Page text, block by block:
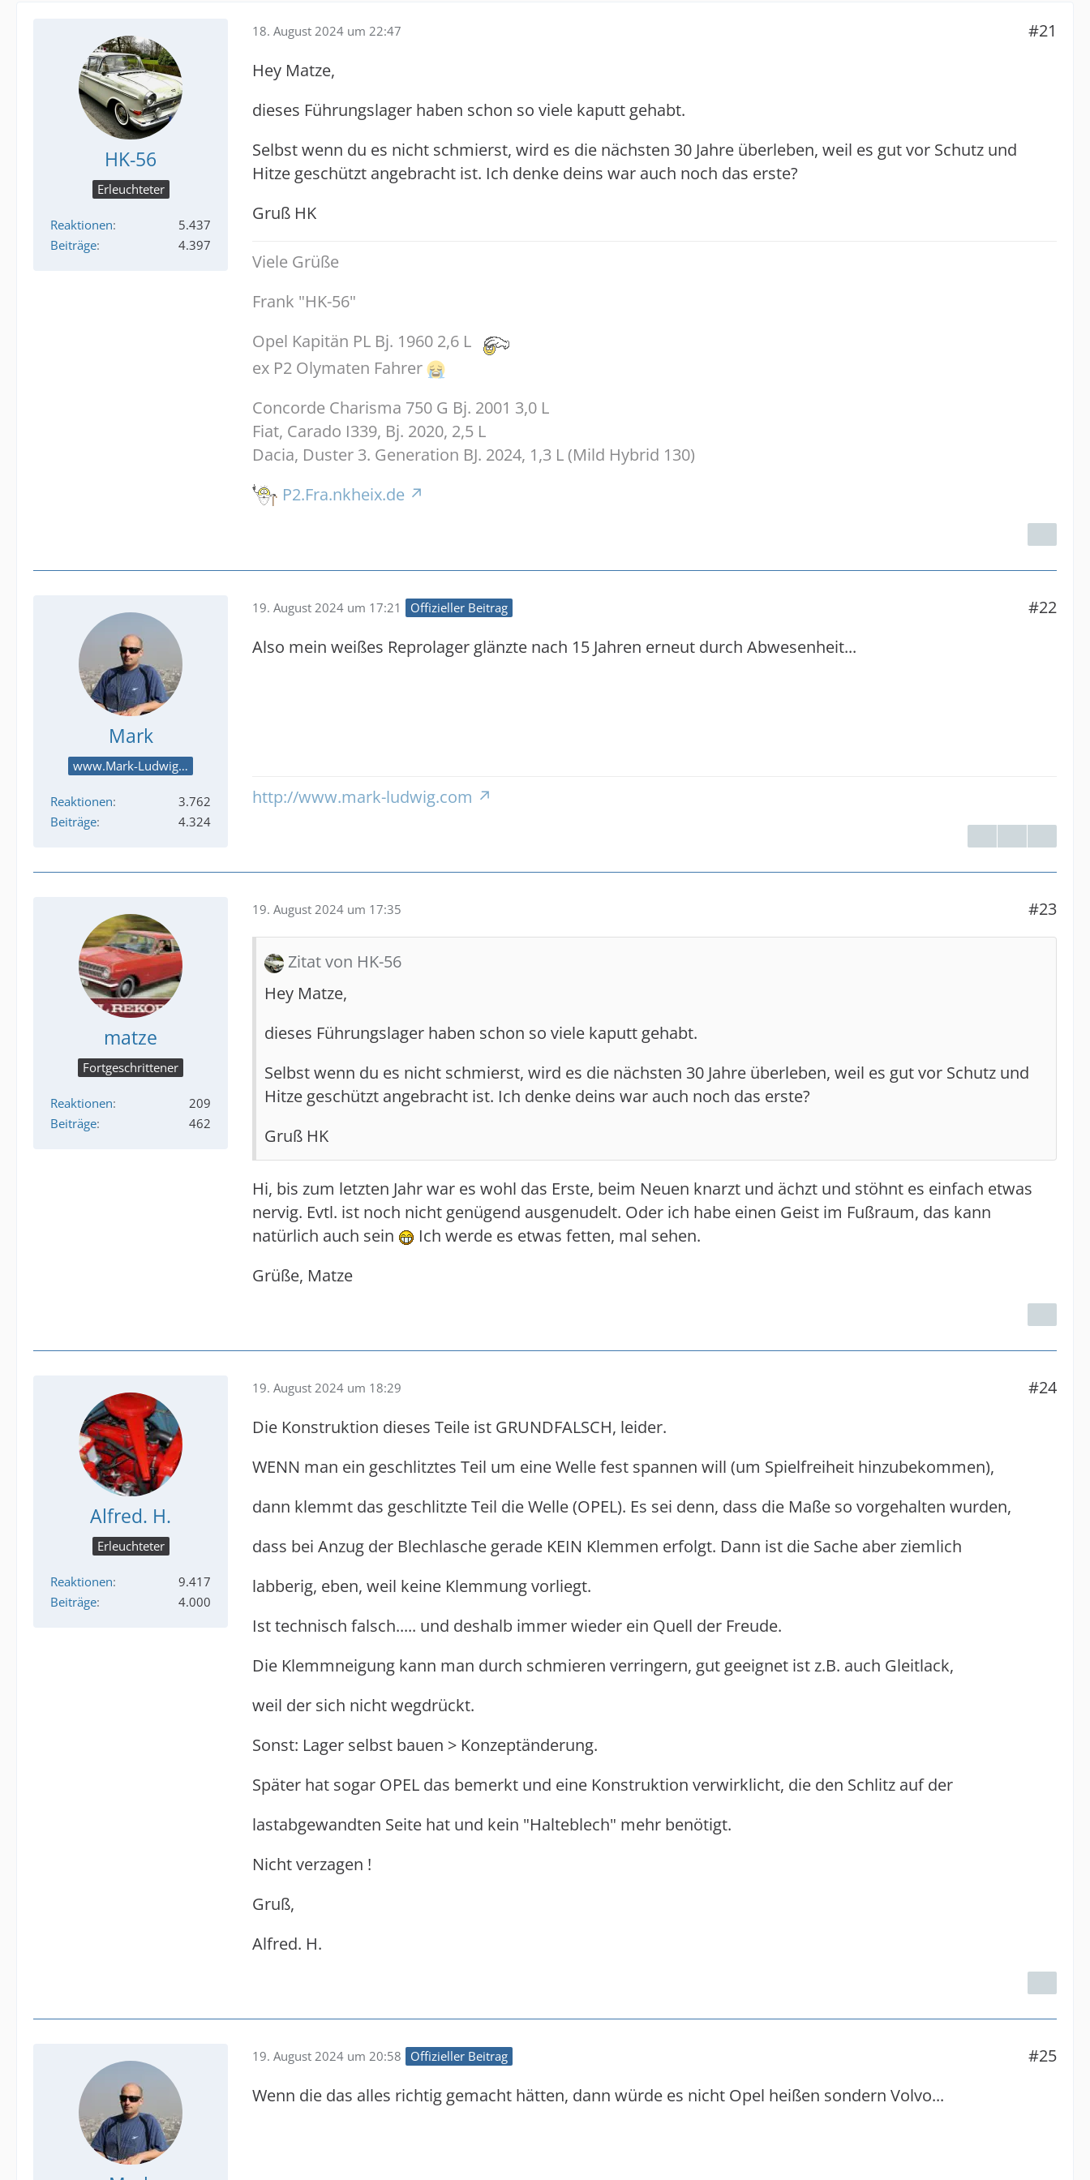
HK-56
Erleuchteter
Reaktionen
5.437
Beiträge
4.397
18. August 2024 um 22:47
#21
Hey Matze,
dieses Führungslager haben schon so viele kaputt gehabt.
Selbst wenn du es nicht schmierst, wird es die nächsten 30 Jahre überleben, weil es gut vor Schutz und
Hitze geschützt angebracht ist. Ich denke deins war auch noch das erste?
Gruß HK
Viele Grüße
Frank "HK-56"
Opel Kapitän PL Bj. 1960 2,6 L
ex P2 Olymaten Fahrer
Concorde Charisma 750 G Bj. 2001 3,0 L
Fiat, Carado I339, Bj. 2020, 2,5 L
Dacia, Duster 3. Generation BJ. 2024, 1,3 L (Mild Hybrid 130)
P2.Fra.nkheix.de
Mark
www.Mark-Ludwig.com
Reaktionen
3.762
Beiträge
4.324
19. August 2024 um 17:21 Offizieller Beitrag
#22
Also mein weißes Reprolager glänzte nach 15 Jahren erneut durch Abwesenheit...
http://www.mark-ludwig.com
matze
Fortgeschrittener
Reaktionen
209
Beiträge
462
19. August 2024 um 17:35 #23
Zitat von HK-56
Hey Matze,
dieses Führungslager haben schon so viele kaputt gehabt.
Selbst wenn du es nicht schmierst, wird es die nächsten 30 Jahre überleben, weil es gut vor Schutz und
Hitze geschützt angebracht ist. Ich denke deins war auch noch das erste?
Gruß HK
Hi, bis zum letzten Jahr war es wohl das Erste, beim Neuen knarzt und ächzt und stöhnt es einfach etwas
nervig. Evtl. ist noch nicht genügend ausgenudelt. Oder ich habe einen Geist im Fußraum, das kann
natürlich auch sein
Ich werde es etwas fetten, mal sehen.
Grüße, Matze
Alfred. H.
Erleuchteter
Reaktionen
9.417
Beiträge
4.000
19. August 2024 um 18:29
#24
Die Konstruktion dieses Teile ist GRUNDFALSCH, leider.
WENN man ein geschlitztes Teil um eine Welle fest spannen will (um Spielfreiheit hinzubekommen),
dann klemmt das geschlitzte Teil die Welle (OPEL). Es sei denn, dass die Maße so vorgehalten wurden,
dass bei Anzug der Blechlasche gerade KEIN Klemmen erfolgt. Dann ist die Sache aber ziemlich
labberig, eben, weil keine Klemmung vorliegt.
Ist technisch falsch..... und deshalb immer wieder ein Quell der Freude.
Die Klemmneigung kann man durch schmieren verringern, gut geeignet ist z.B. auch Gleitlack,
weil der sich nicht wegdrückt.
Sonst: Lager selbst bauen > Konzeptänderung.
Später hat sogar OPEL das bemerkt und eine Konstruktion verwirklicht, die den Schlitz auf der
lastabgewandten Seite hat und kein "Halteblech" mehr benötigt.
Nicht verzagen !
Gruß,
Alfred. H.
19. August 2024 um 20:58 Offizieller Beitrag
#25
Wenn die das alles richtig gemacht hätten, dann würde es nicht Opel heißen sondern Volvo...